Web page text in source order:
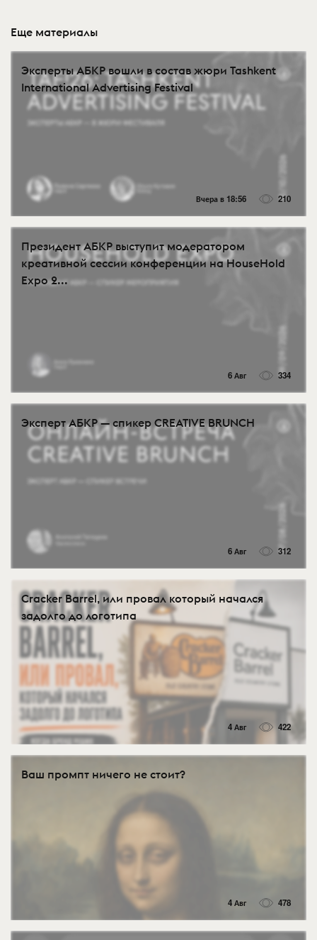
Еще материалы
Эксперты АБКР вошли в состав жюри Tashkent
International Advertising Festival
Вчера в 18:56 210
Президент АБКР выступит модератором
креативной сессии конференции на HouseHold
Expo 2...
6 Авг 334
Эксперт АБКР — спикер CREATIVE BRUNCH
6 Авг 312
Cracker Barrel, или провал который начался
задолго до логотипа
4 Авг 422
Ваш промпт ничего не стоит?
4 Авг 478